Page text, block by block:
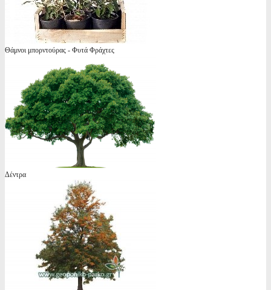
Θάμνοι μπορντούρας - Φυτά Φράχτες
Δέντρα